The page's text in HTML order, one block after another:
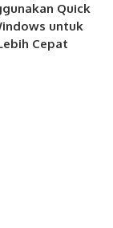
Quick
untuk
Cepat